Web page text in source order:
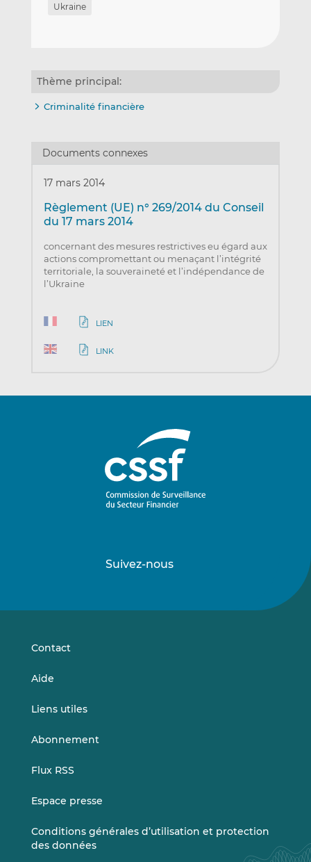
Ukraine
Thème principal:
Criminalité financière
Documents connexes
17 mars 2014
Règlement (UE) n° 269/2014 du Conseil
du 17 mars 2014
concernant des mesures restrictives eu égard aux
actions compromettant ou menaçant l’intégrité
territoriale, la souveraineté et l’indépendance de
l’Ukraine
LIEN
LINK
Suivez-nous
sursur
Contact
Aide
Liens utiles
Abonnement
Flux RSS
Espace presse
Conditions générales d’utilisation et protection
des données